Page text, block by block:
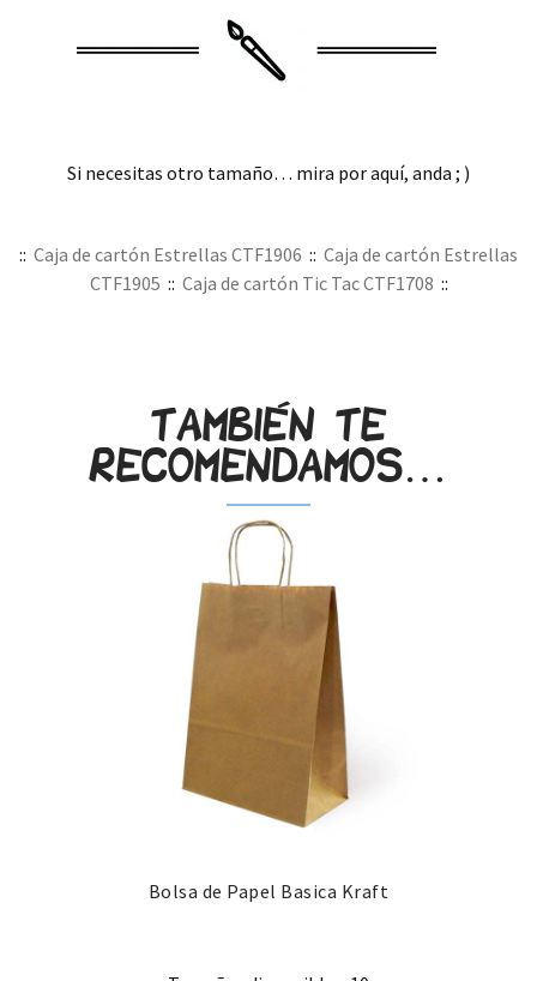
Si necesitas otro tamaño… mira por aquí, anda ; )
:: Caja de cartón Estrellas CTF1906 :: Caja de cartón Estrellas
CTF1905 :: Caja de cartón Tic Tac CTF1708 ::
También te
recomendamos…
Bolsa de Papel Basica Kraft